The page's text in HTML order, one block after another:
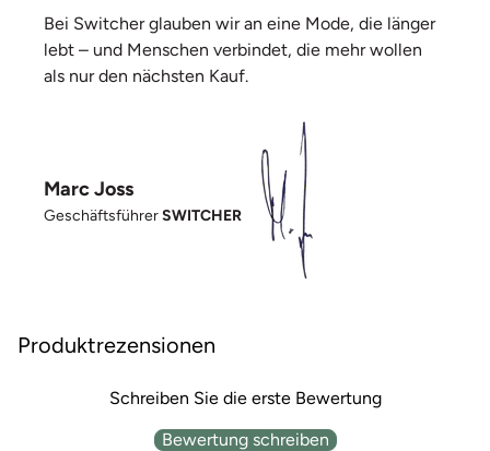
Bei Switcher glauben wir an eine Mode, die länger
lebt – und Menschen verbindet, die mehr wollen
als nur den nächsten Kauf.
Marc Joss
GeschäftsführerSWITCHER
Produktrezensionen
Schreiben Sie die erste Bewertung
Bewertung schreiben